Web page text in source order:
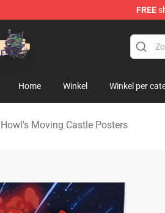
FREE
Moving Castle Merchandise Shop
Home Winkel Winkel per
Howl's Moving Castle Posters